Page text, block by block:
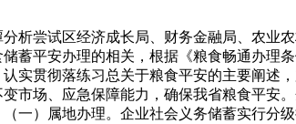
尝试区经济成长局、财务金融局、农业
蓄平安办理的相关，根据《粮食畅通办
实贯彻落练习总关于粮食平安的主要阐述
市场、应急保障能力，确保我省粮食平
一）属地办理。企业社会义务储蓄实行